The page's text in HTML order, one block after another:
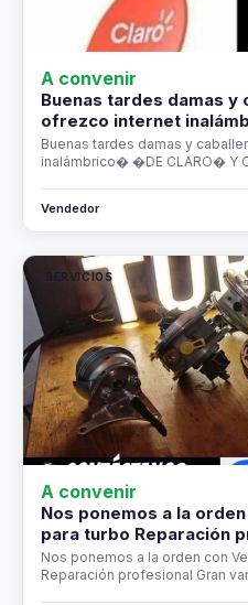
A convenir
Buenas tardes damas
ofrezco internet
Buenas tardes damas y
inalámbrico� �DE CLARO� Y
Vendedor
SERVICIOS
A convenir
Nos ponemos a la
para turbo Reparación
Nos ponemos a la orden con
Reparación profesional Gran